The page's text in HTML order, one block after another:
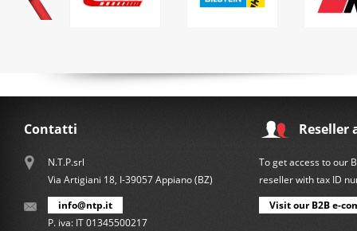
Contatti
N.T.P.srl
Via Artigiani 18, I-39057 Appiano (BZ)
info@ntp.it
P. iva: IT 01345500217
Reseller
To get access to our
reseller with tax ID
Visit our B2B e-